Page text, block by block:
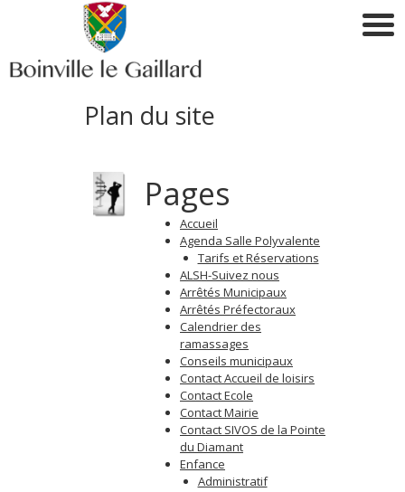
Plan du site
Pages
Accueil
Agenda Salle Polyvalente
Tarifs et Réservations
ALSH-Suivez nous
Arrêtés Municipaux
Arrêtés Préfectoraux
Calendrier des
ramassages
Conseils municipaux
Contact Accueil de loisirs
Contact Ecole
Contact Mairie
Contact SIVOS de la Pointe
du Diamant
Enfance
Administratif